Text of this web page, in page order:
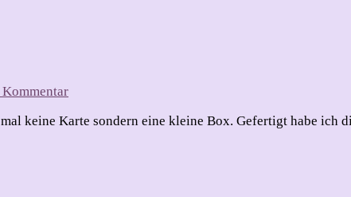
zu
Box
keine Karte sondern eine kleine Box. Gefertigt habe ich